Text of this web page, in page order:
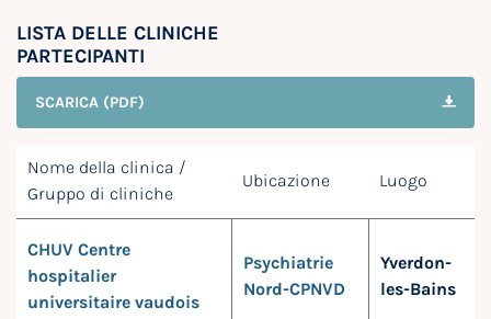
LISTA DELLE CLINICHE
PARTECIPANTI
SCARICA (PDF)
Nome della clinica /
Gruppo di cliniche
Ubicazione Luogo
CHUV Centre
hospitalier
universitaire vaudois
Psychiatrie
Nord-CPNVD
Yverdon-
les-Bains